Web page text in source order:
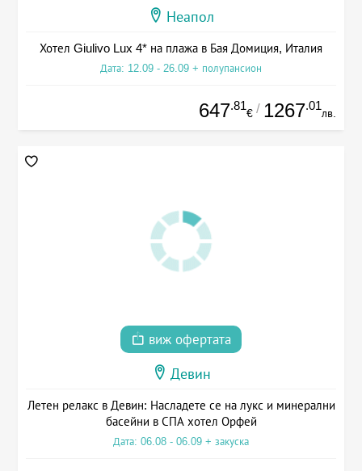
Неапол
Хотел Giulivo Lux 4* на плажа в Бая Домиция, Италия
Дата: 12.09 - 26.09 + полупансион
647.81
€ / 1267.01
лв.
виж офертата
Девин
Летен релакс в Девин: Насладете се на лукс и минерални
басейни в СПА хотел Орфей
Дата: 06.08 - 06.09 + закуска